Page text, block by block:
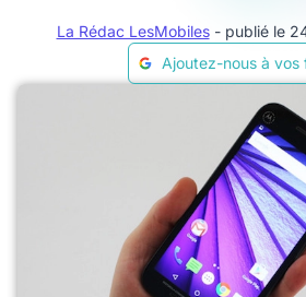
La Rédac LesMobiles - publié le
Ajoutez-nous à vos